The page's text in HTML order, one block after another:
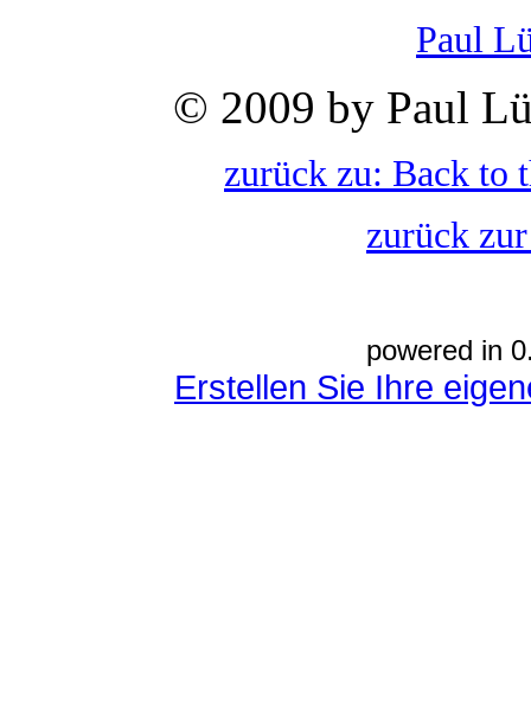
Paul
© 2009 by Paul
zurück zu: Back to
zurück
powered in
Erstellen Sie Ihre